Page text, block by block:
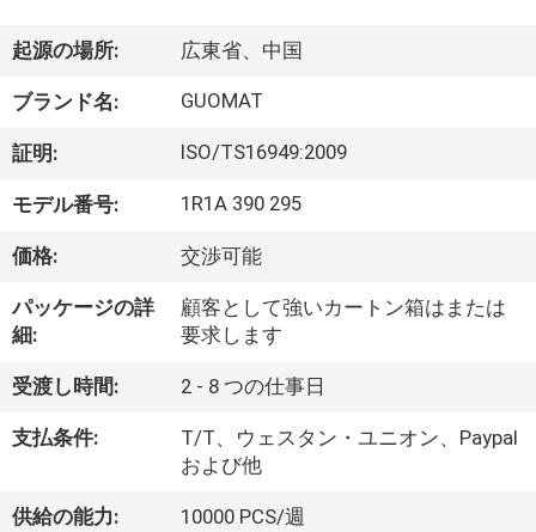
ト
私
達
に
い
て
工
場
起源の場所: 広東省、中国
ブランド名: GUOMAT
証明: ISO/TS16949:2009
モデル番号: 1R1A 390 295
価格: 交渉可能
パッケージの詳
細:
顧客として強いカートン箱はまたは
要求します
受渡し時間: 2 - 8 つの仕事日
支払条件:
T/T、ウェスタン・ユニオン、Paypal
および他
供給の能力: 10000 PCS/週